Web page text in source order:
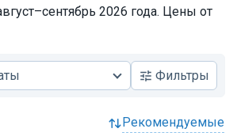
2026 года. Цены от
Фильтры
рекомендуемые